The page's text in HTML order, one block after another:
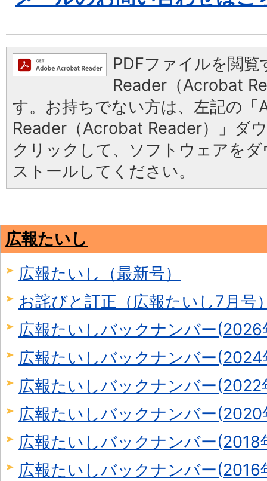
PDFファイルを閲
Reader（Acrobat
す。お持ちでない方は、左記の「
Reader（Acrobat Reader）」ダ
クリックして、ソフトウェアを
ストールしてください。
広報たいし
広報たいし（最新号）
お詫びと訂正（広報たいし7月号
広報たいしバックナンバー(2026
広報たいしバックナンバー
広報たいしバックナンバー
広報たいしバックナンバー
広報たいしバックナンバー(2018
広報たいしバックナンバー(2016